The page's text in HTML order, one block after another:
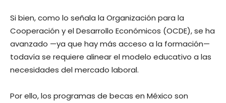
Si bien, como lo señala la Organización para la
Cooperación y el Desarrollo Económicos​ (OCDE), se ha
avanzado —ya que hay más acceso a la formación—
todavía se requiere alinear el modelo educativo a las
necesidades del mercado laboral.
Por ello, los programas de becas en México son